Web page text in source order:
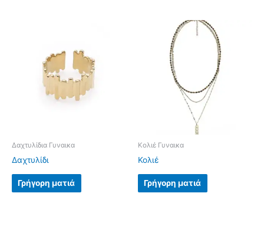
Δαχτυλίδια Γυναικα
Δαχτυλίδι
Γρήγορη ματιά
Κολιέ Γυναικα
Κολιέ
Γρήγορη ματιά